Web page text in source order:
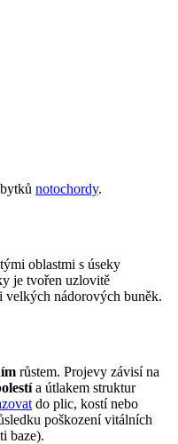
notochordy.
oblastmi s úseky
je tvořen uzlovitě
velkých nádorových buněk.
růstem. Projevy závisí na
a útlakem struktur
do plic, kostí nebo
poškození vitálních
baze).